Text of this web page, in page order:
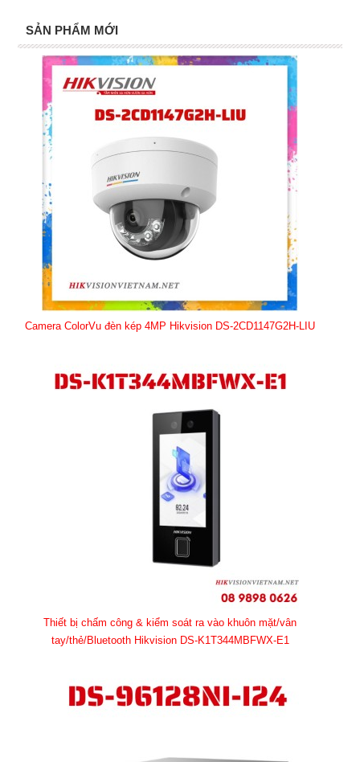
SẢN PHẨM MỚI
Camera ColorVu đèn kép 4MP Hikvision DS-2CD1147G2H-LIU
Thiết bị chấm công & kiểm soát ra vào khuôn mặt/vân
tay/thẻ/Bluetooth Hikvision DS-K1T344MBFWX-E1